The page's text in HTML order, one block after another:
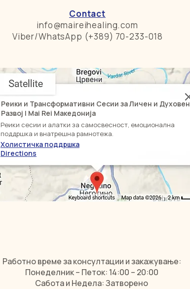
Contact
info@maireihealing.com
Viber/WhatsApp (+389) 70-233-018
Реики и Трансформативни Сесии за Личен и Духовен
Развој | Mai Rei Македонија
Реики сесии и алатки за самосвесност, емоционална
поддршка и внатрешна рамнотежа.
Directions
Холистичка поддршка
Работно време за консултации и закажување:
Понеделник – Петок: 14:00 – 20:00
Сабота и Недела: Затворено